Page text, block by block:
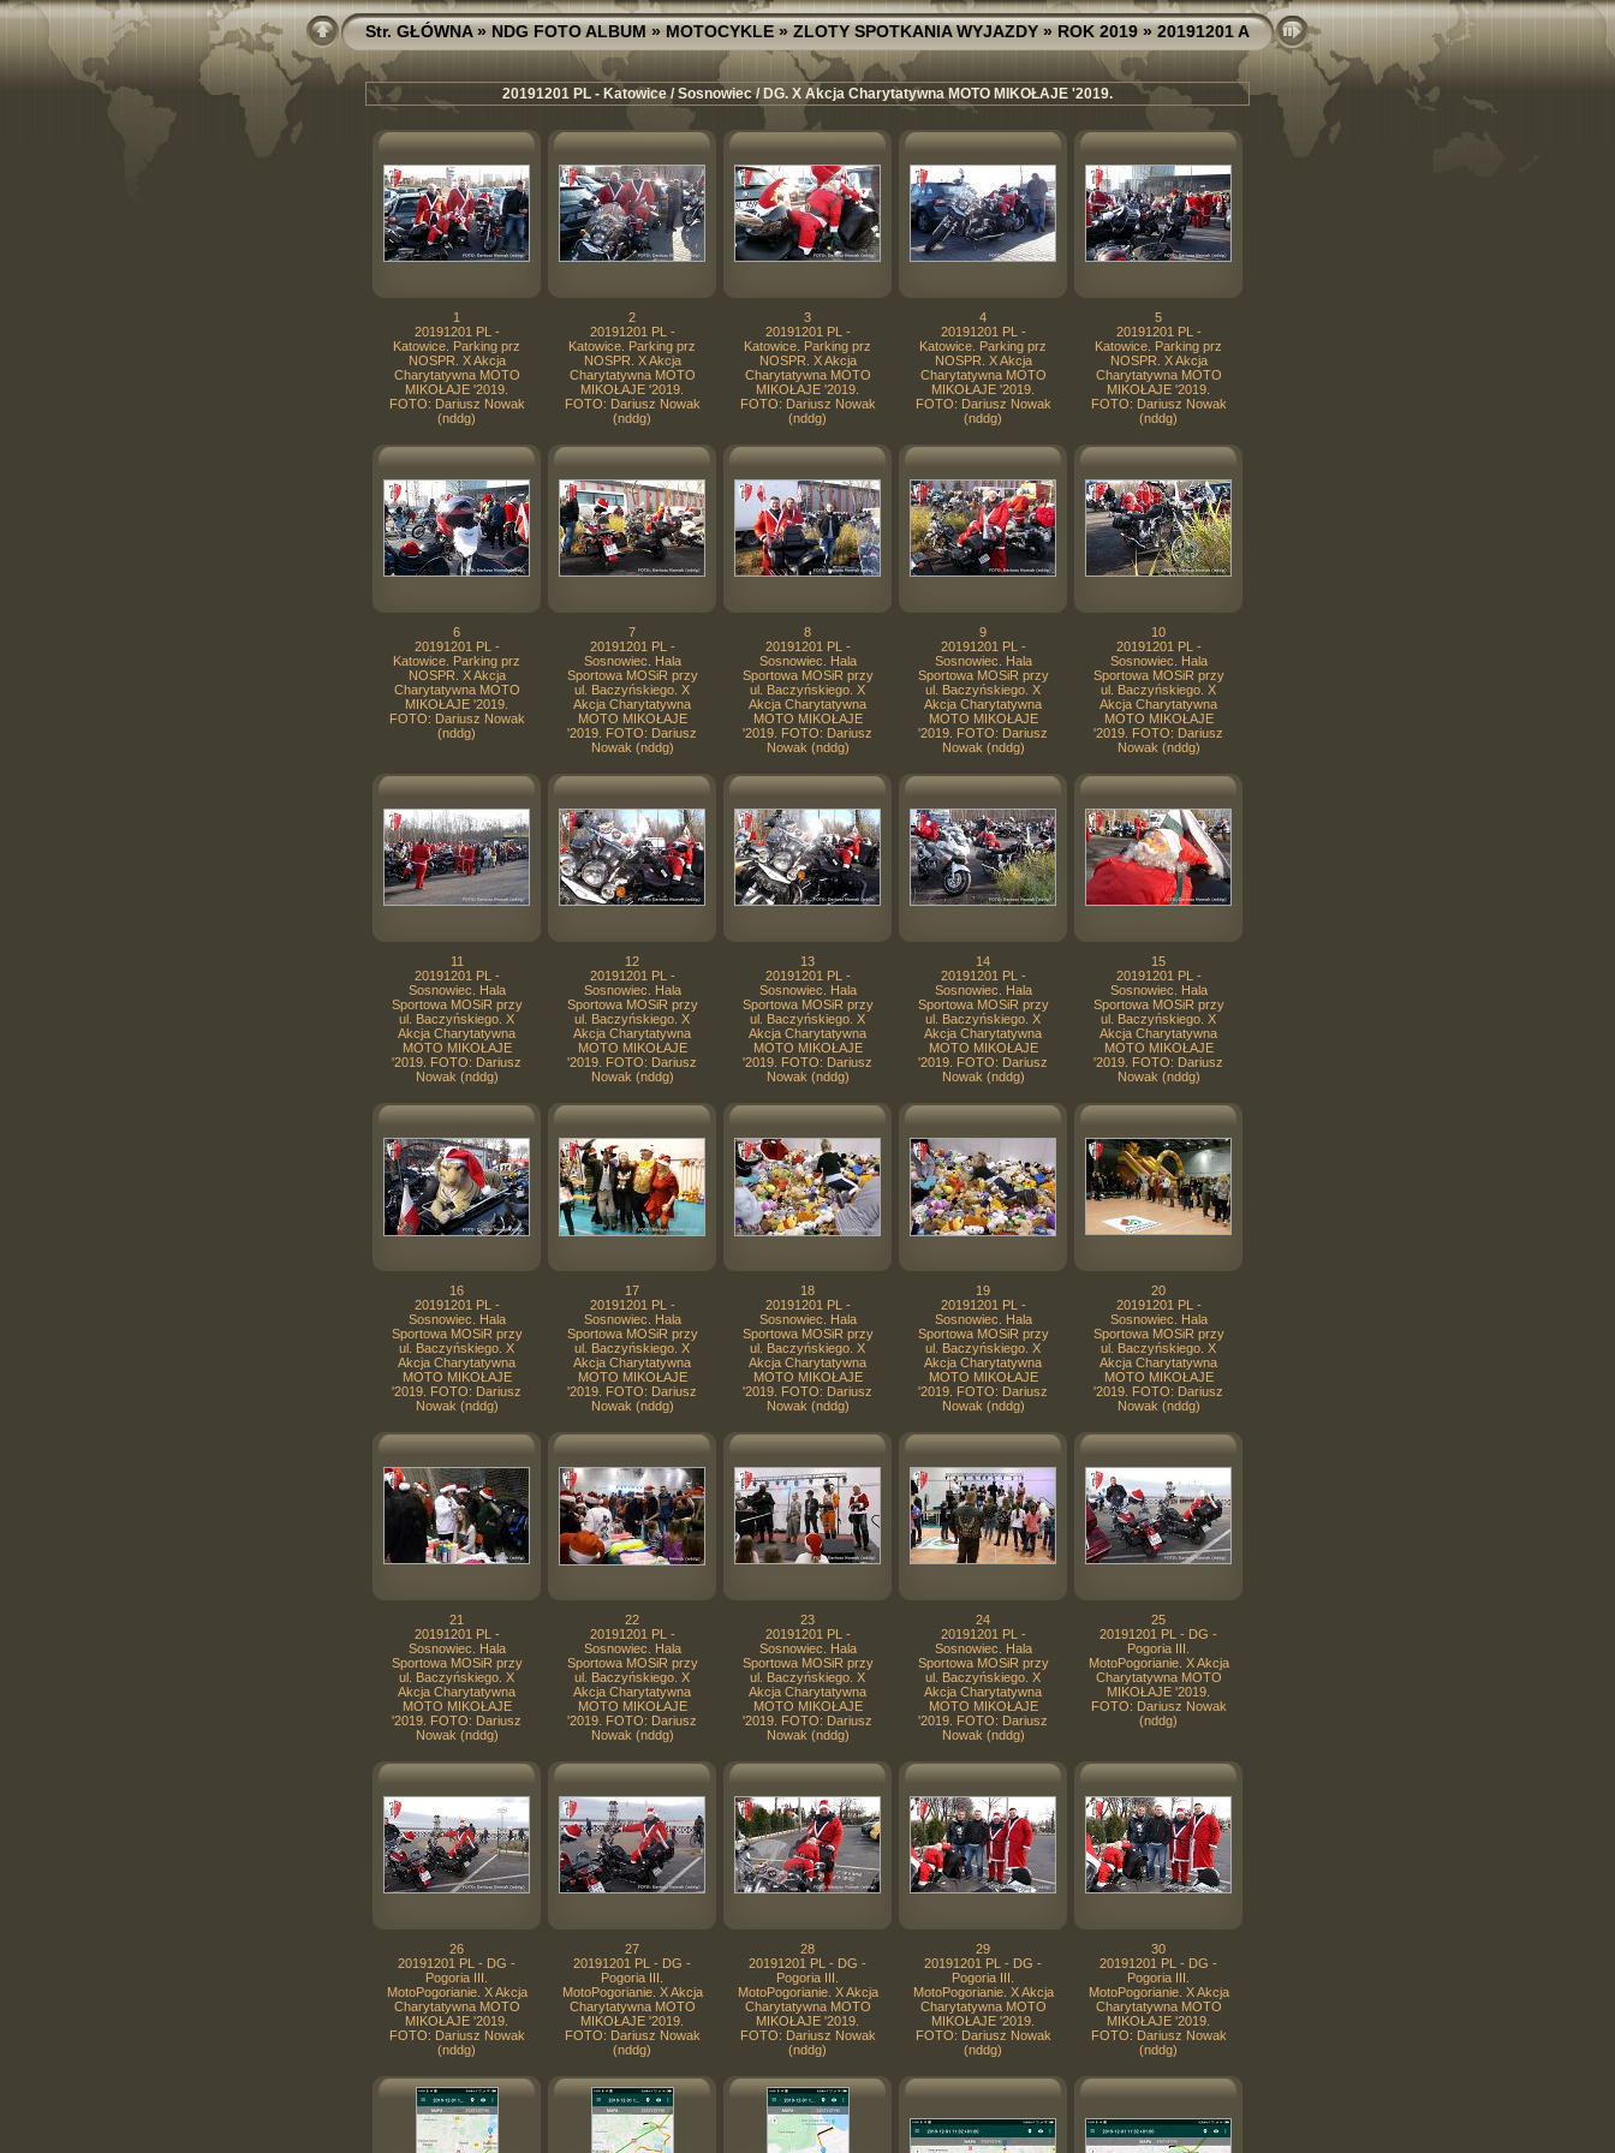
Str. GŁÓWNA»NDG FOTO ALBUM»MOTOCYKLE»ZLOTY SPOTKANIA WYJAZDY»ROK 2019» 20191201 A
20191201 PL - Katowice / Sosnowiec / DG. X Akcja Charytatywna MOTO MIKOŁAJE '2019.
1
20191201 PL -
Katowice. Parking prz
NOSPR. X Akcja
Charytatywna MOTO
MIKOŁAJE '2019.
FOTO: Dariusz Nowak
(nddg)
2
20191201 PL -
Katowice. Parking prz
NOSPR. X Akcja
Charytatywna MOTO
MIKOŁAJE '2019.
FOTO: Dariusz Nowak
(nddg)
3
20191201 PL -
Katowice. Parking prz
NOSPR. X Akcja
Charytatywna MOTO
MIKOŁAJE '2019.
FOTO: Dariusz Nowak
(nddg)
4
20191201 PL -
Katowice. Parking prz
NOSPR. X Akcja
Charytatywna MOTO
MIKOŁAJE '2019.
FOTO: Dariusz Nowak
(nddg)
5
20191201 PL -
Katowice. Parking prz
NOSPR. X Akcja
Charytatywna MOTO
MIKOŁAJE '2019.
FOTO: Dariusz Nowak
(nddg)
6
20191201 PL -
Katowice. Parking prz
NOSPR. X Akcja
Charytatywna MOTO
MIKOŁAJE '2019.
FOTO: Dariusz Nowak
(nddg)
7
20191201 PL -
Sosnowiec. Hala
Sportowa MOSiR przy
ul. Baczyńskiego. X
Akcja Charytatywna
MOTO MIKOŁAJE
'2019. FOTO: Dariusz
Nowak (nddg)
8
20191201 PL -
Sosnowiec. Hala
Sportowa MOSiR przy
ul. Baczyńskiego. X
Akcja Charytatywna
MOTO MIKOŁAJE
'2019. FOTO: Dariusz
Nowak (nddg)
9
20191201 PL -
Sosnowiec. Hala
Sportowa MOSiR przy
ul. Baczyńskiego. X
Akcja Charytatywna
MOTO MIKOŁAJE
'2019. FOTO: Dariusz
Nowak (nddg)
10
20191201 PL -
Sosnowiec. Hala
Sportowa MOSiR przy
ul. Baczyńskiego. X
Akcja Charytatywna
MOTO MIKOŁAJE
'2019. FOTO: Dariusz
Nowak (nddg)
11
20191201 PL -
Sosnowiec. Hala
Sportowa MOSiR przy
ul. Baczyńskiego. X
Akcja Charytatywna
MOTO MIKOŁAJE
'2019. FOTO: Dariusz
Nowak (nddg)
12
20191201 PL -
Sosnowiec. Hala
Sportowa MOSiR przy
ul. Baczyńskiego. X
Akcja Charytatywna
MOTO MIKOŁAJE
'2019. FOTO: Dariusz
Nowak (nddg)
13
20191201 PL -
Sosnowiec. Hala
Sportowa MOSiR przy
ul. Baczyńskiego. X
Akcja Charytatywna
MOTO MIKOŁAJE
'2019. FOTO: Dariusz
Nowak (nddg)
14
20191201 PL -
Sosnowiec. Hala
Sportowa MOSiR przy
ul. Baczyńskiego. X
Akcja Charytatywna
MOTO MIKOŁAJE
'2019. FOTO: Dariusz
Nowak (nddg)
15
20191201 PL -
Sosnowiec. Hala
Sportowa MOSiR przy
ul. Baczyńskiego. X
Akcja Charytatywna
MOTO MIKOŁAJE
'2019. FOTO: Dariusz
Nowak (nddg)
16
20191201 PL -
Sosnowiec. Hala
Sportowa MOSiR przy
ul. Baczyńskiego. X
Akcja Charytatywna
MOTO MIKOŁAJE
'2019. FOTO: Dariusz
Nowak (nddg)
17
20191201 PL -
Sosnowiec. Hala
Sportowa MOSiR przy
ul. Baczyńskiego. X
Akcja Charytatywna
MOTO MIKOŁAJE
'2019. FOTO: Dariusz
Nowak (nddg)
18
20191201 PL -
Sosnowiec. Hala
Sportowa MOSiR przy
ul. Baczyńskiego. X
Akcja Charytatywna
MOTO MIKOŁAJE
'2019. FOTO: Dariusz
Nowak (nddg)
19
20191201 PL -
Sosnowiec. Hala
Sportowa MOSiR przy
ul. Baczyńskiego. X
Akcja Charytatywna
MOTO MIKOŁAJE
'2019. FOTO: Dariusz
Nowak (nddg)
20
20191201 PL -
Sosnowiec. Hala
Sportowa MOSiR przy
ul. Baczyńskiego. X
Akcja Charytatywna
MOTO MIKOŁAJE
'2019. FOTO: Dariusz
Nowak (nddg)
21
20191201 PL -
Sosnowiec. Hala
Sportowa MOSiR przy
ul. Baczyńskiego. X
Akcja Charytatywna
MOTO MIKOŁAJE
'2019. FOTO: Dariusz
Nowak (nddg)
22
20191201 PL -
Sosnowiec. Hala
Sportowa MOSiR przy
ul. Baczyńskiego. X
Akcja Charytatywna
MOTO MIKOŁAJE
'2019. FOTO: Dariusz
Nowak (nddg)
23
20191201 PL -
Sosnowiec. Hala
Sportowa MOSiR przy
ul. Baczyńskiego. X
Akcja Charytatywna
MOTO MIKOŁAJE
'2019. FOTO: Dariusz
Nowak (nddg)
24
20191201 PL -
Sosnowiec. Hala
Sportowa MOSiR przy
ul. Baczyńskiego. X
Akcja Charytatywna
MOTO MIKOŁAJE
'2019. FOTO: Dariusz
Nowak (nddg)
25
20191201 PL - DG -
Pogoria III.
MotoPogorianie. X Akcja
Charytatywna MOTO
MIKOŁAJE '2019.
FOTO: Dariusz Nowak
(nddg)
26
20191201 PL - DG -
Pogoria III.
MotoPogorianie. X Akcja
Charytatywna MOTO
MIKOŁAJE '2019.
FOTO: Dariusz Nowak
(nddg)
27
20191201 PL - DG -
Pogoria III.
MotoPogorianie. X Akcja
Charytatywna MOTO
MIKOŁAJE '2019.
FOTO: Dariusz Nowak
(nddg)
28
20191201 PL - DG -
Pogoria III.
MotoPogorianie. X Akcja
Charytatywna MOTO
MIKOŁAJE '2019.
FOTO: Dariusz Nowak
(nddg)
29
20191201 PL - DG -
Pogoria III.
MotoPogorianie. X Akcja
Charytatywna MOTO
MIKOŁAJE '2019.
FOTO: Dariusz Nowak
(nddg)
30
20191201 PL - DG -
Pogoria III.
MotoPogorianie. X Akcja
Charytatywna MOTO
MIKOŁAJE '2019.
FOTO: Dariusz Nowak
(nddg)